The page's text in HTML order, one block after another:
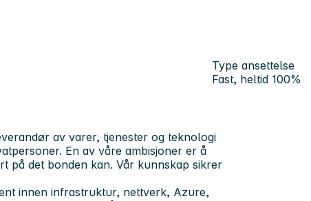
Type ansettelse
Fast, heltid 100%
av varer, tjenester og teknologi
En av våre ambisjoner er å
på det bonden kan. Vår kunnskap sikrer
innen infrastruktur, nettverk, Azure,